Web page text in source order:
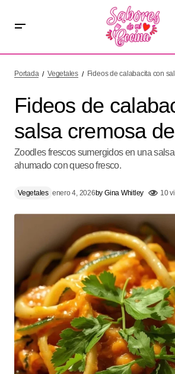
Portada Vegetales Fideos de calabacita con
Fideos de
salsa cremosa
Zoodles frescos sumergidos en una
ahumado con queso fresco.
Vegetales enero 4, 2026by Gina Whitley 10